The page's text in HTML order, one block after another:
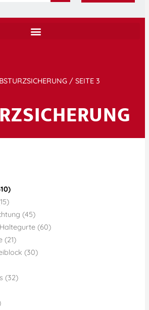
/ SEITE 3
(45)
(60)
(21)
(30)
(32)